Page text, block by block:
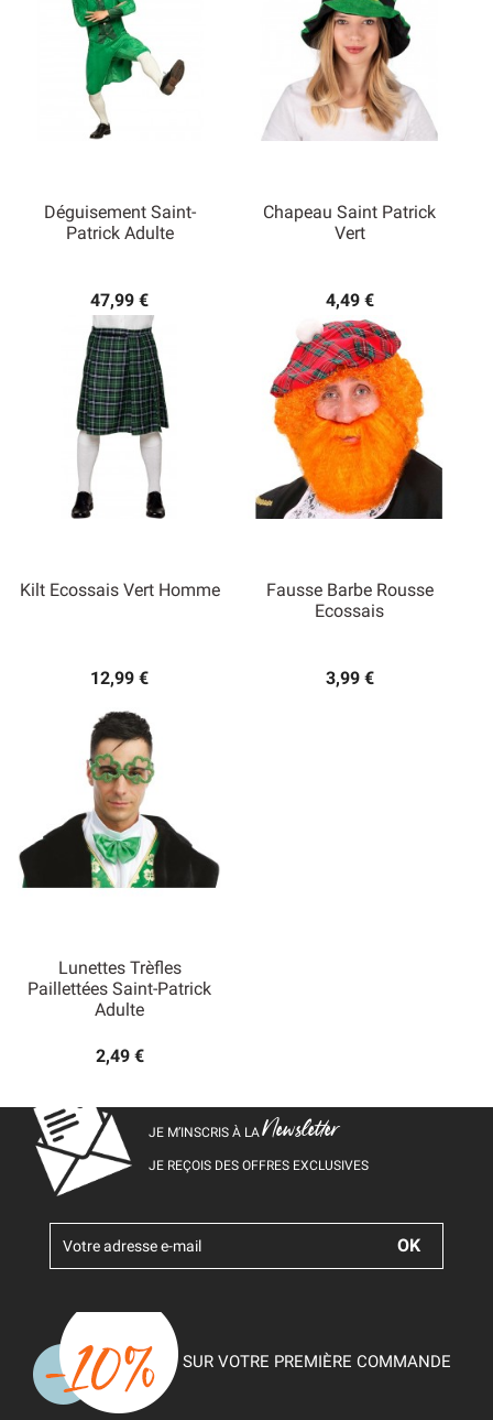
Déguisement Saint-
Patrick Adulte
47,99 €
Chapeau Saint Patrick
Vert
4,49 €
Kilt Ecossais Vert Homme
12,99 €
Fausse Barbe Rousse
Ecossais
3,99 €
Lunettes Trèfles
Paillettées Saint-Patrick
Adulte
2,49 €
JE M’INSCRIS À LANewsletter
JE REÇOIS DES OFFRES EXCLUSIVES
SUR VOTRE PREMIÈRE COMMANDE